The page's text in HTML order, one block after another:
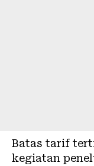
Batas tarif
kegiatan